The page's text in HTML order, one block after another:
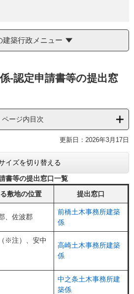
建築行政メニュー
-認定申請書等の提出窓
ページ内目次
更新日：2026年3月17日
イズを切り替える
書等の提出窓口一覧
敷地の位置
提出窓口
、佐波郡
前橋土木事務所建築
係
※注）、安中
高崎土木事務所建築
係
中之条土木事務所建
築係